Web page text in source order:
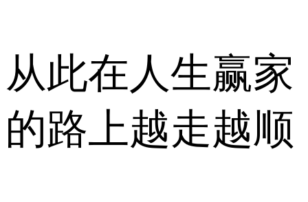
从此在人生赢家
的路上越走越顺